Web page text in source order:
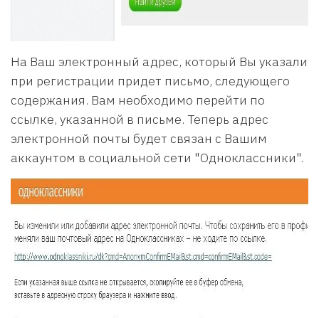
На Ваш электронный адрес, который Вы указали
при регистрации придет письмо, следующего
содержания. Вам необходимо перейти по
ссылке, указанной в письме. Теперь адрес
электронной почты будет связан с Вашим
аккаунтом в социальной сети "Одноклассники".